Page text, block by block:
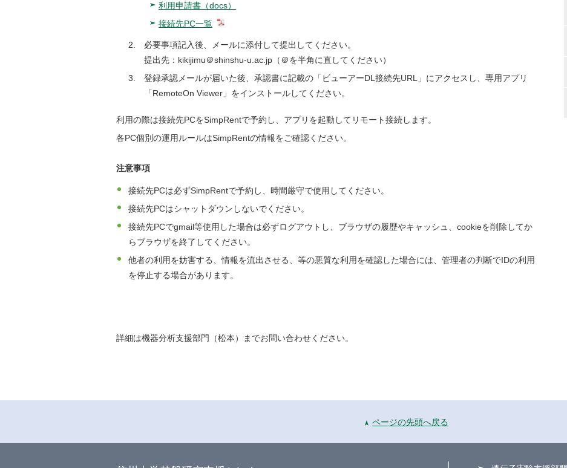
利用申請書（docs）
接続先PC一覧
必要事項記入後、メールに添付して提出してください。
提出先：kikijimu＠shinshu-u.ac.jp（＠を半角に直してください）
登録承認メールが届いた後、承認書に記載の「ビューアーDL接続先URL」にアクセスし、専用アプリ
「RemoteOn Viewer」をインストールしてください。
利用の際は接続先PCをSimpRentで予約し、アプリを起動してリモート接続します。
各PC個別の運用ルールはSimpRentの情報をご確認ください。
注意事項
接続先PCは必ずSimpRentで予約し、時間厳守で使用してください。
接続先PCはシャットダウンしないでください。
接続先PCでgmail等使用した場合は必ずログアウトし、ブラウザの履歴やキャッシュ、cookieを削除してか
らブラウザを終了してください。
他者の利用を妨害する、情報を流出させる、等の悪質な利用を確認した場合には、管理者の判断でIDの利用
を停止する場合があります。
詳細は機器分析支援部門（松本）までお問い合わせください。
ページの先頭へ戻る